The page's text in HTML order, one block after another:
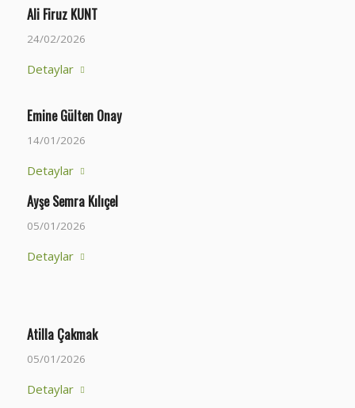
Ali Firuz KUNT
24/02/2026
Detaylar
Emine Gülten Onay
14/01/2026
Detaylar
Ayşe Semra Kılıçel
05/01/2026
Detaylar
Atilla Çakmak
05/01/2026
Detaylar